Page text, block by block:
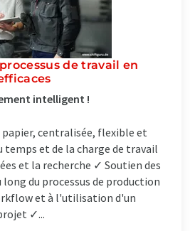
de travail en
intelligent !
papier, centralisée, flexible et
et de la charge de travail
et la recherche ✓ Soutien des
du processus de production
et à l'utilisation d'un
✓...